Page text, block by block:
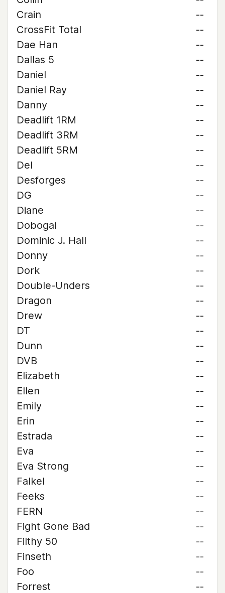
Crain
--
CrossFit Total
--
Dae Han
--
Dallas 5
--
Daniel
--
Daniel Ray
--
Danny
--
Deadlift 1RM
--
Deadlift 3RM
--
Deadlift 5RM
--
Del
--
Desforges
--
DG
--
Diane
--
Dobogai
--
Dominic J. Hall
--
Donny
--
Dork
--
Double-Unders
--
Dragon
--
Drew
--
DT
--
Dunn
--
DVB
--
Elizabeth
--
Ellen
--
Emily
--
Erin
--
Estrada
--
Eva
--
Eva Strong
--
Falkel
--
Feeks
--
FERN
--
Fight Gone Bad
--
Filthy 50
--
Finseth
--
Foo
--
Forrest
--